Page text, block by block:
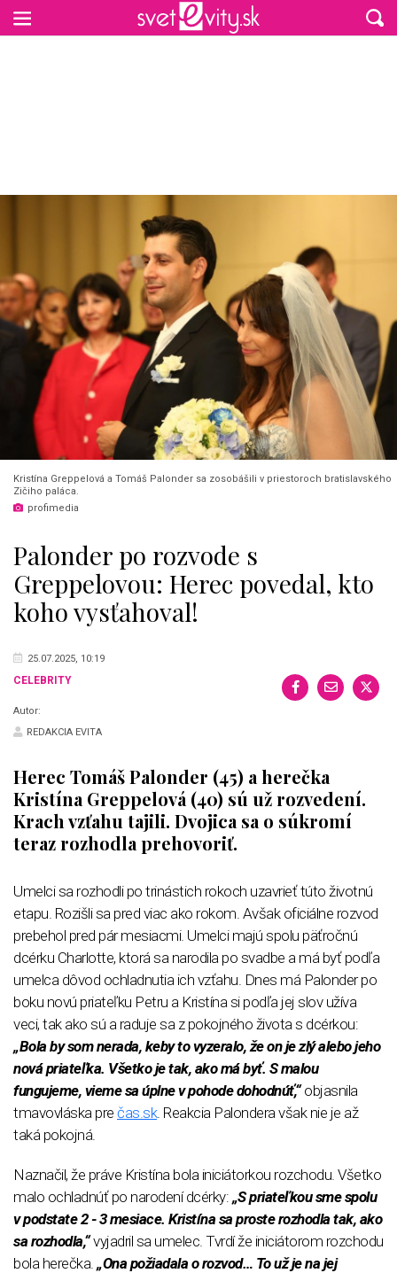
Kristína Greppelová a Tomáš Palonder sa zosobášili v priestoroch bratislavského
Zičiho paláca.
profimedia
Palonder po rozvode s
Greppelovou: Herec povedal, kto
koho vysťahoval!
25.07.2025, 10:19
CELEBRITY
Autor:
REDAKCIA EVITA
Herec Tomáš Palonder (45) a herečka
Kristína Greppelová (40) sú už rozvedení.
Krach vzťahu tajili. Dvojica sa o súkromí
teraz rozhodla prehovoriť.
Umelci sa rozhodli po trinástich rokoch uzavrieť túto životnú
etapu. Rozišli sa pred viac ako rokom. Avšak oficiálne rozvod
prebehol pred pár mesiacmi. Umelci majú spolu päťročnú
dcérku Charlotte, ktorá sa narodila po svadbe a má byť podľa
umelca dôvod ochladnutia ich vzťahu. Dnes má Palonder po
boku novú priateľku Petru a Kristína si podľa jej slov užíva
veci, tak ako sú a raduje sa z pokojného života s dcérkou:
„Bola by som nerada, keby to vyzeralo, že on je zlý alebo jeho
nová priateľka. Všetko je tak, ako má byť. S malou
fungujeme, vieme sa úplne v pohode dohodnúť,“objasnila
tmavovláska pre čas.sk. Reakcia Palondera však nie je až
taká pokojná.
Naznačil, že práve Kristína bola iniciátorkou rozchodu. Všetko
malo ochladnúť po narodení dcérky: „S priateľkou sme spolu
v podstate 2 - 3 mesiace. Kristína sa proste rozhodla tak, ako
sa rozhodla,“vyjadril sa umelec. Tvrdí že iniciátorom rozchodu
bola herečka. „Ona požiadala o rozvod… To už je na jej